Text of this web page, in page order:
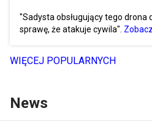
"Sadysta obsługujący tego drona
sprawę, że atakuje cywila".
WIĘCEJ POPULARNYCH
News